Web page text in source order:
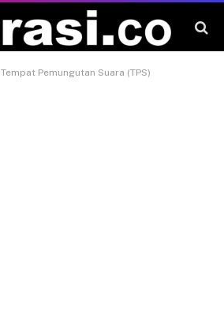
Tempat Pemungutan Suara (TPS)